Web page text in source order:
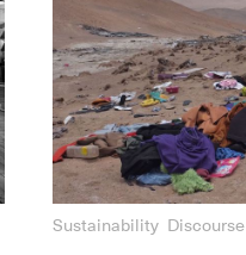
Sustainability Discourse